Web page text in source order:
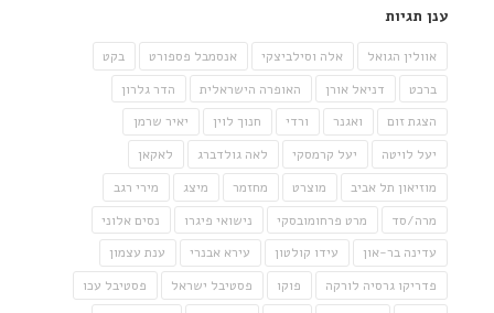
ענן תגיות
אוולין הגואל אלה וסילביצקי אנסמבל פספורט
בקט
ברכט
דניאל אורן האופרה הישראלית
הדר גלרון
הצגת זום
ואגנר ורדי חנוך לוין
יאיר שרמן
יעל לויטה
יעל קרמסקי לאה גולדברג
לאקאן
מוזיאון תל אביב
מוצרט מחזמר מיצג
מירי רגב
מרה/סד
מרט פרחומובסקי נישואי פיגרו
נסים אלוני
עדינה בר-און
עידו קולטון עירא אבנרי
ענת עצמון
פדריקו גרסיה לורקה
פוקו פסטיבל ישראל
פסטיבל עכו